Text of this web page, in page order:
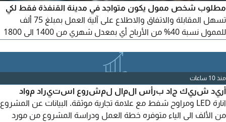
مطلوب شخص ممول يكون متواجد في مدينة القنفذة فقط لكي
تسهل المقابلة والاتفاق والاطلاع على آلية العمل بمبلغ 75 ألف
للممول نسبة 40% من الأرباح أي بمعدل شهري من 1400 الى 1800
النسبة الشهريه لا يوجد لدي أي ضمان تجاريه أو عقاريه وغيرها
أعطيك سند أمر بالمبلغ مجال الشغل في العطور رجاء اذا جازت لك
الفكرة ومقتنع تواصل
منذ 10 ساعات
أريد شريك جاد برأس المال لمشروع استيراد مواد
انارة LED ومراوح شفط مع علامة تجارية موثقة. البيانات عن المشروع
من الألف الى الياء متوفره خطة العمل ودراسة المشروع من مورد